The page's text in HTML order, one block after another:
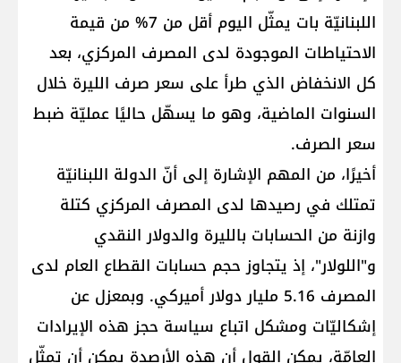
اللبنانيّة بات يمثّل اليوم أقل من 7% من قيمة
الاحتياطات الموجودة لدى المصرف المركزي، بعد
كل الانخفاض الذي طرأ على سعر صرف الليرة خلال
السنوات الماضية، وهو ما يسهّل حاليًا عمليّة ضبط
سعر الصرف.
أخيرًا، من المهم الإشارة إلى أنّ الدولة اللبنانيّة
تمتلك في رصيدها لدى المصرف المركزي كتلة
وازنة من الحسابات بالليرة والدولار النقدي
و"اللولار"، إذ يتجاوز حجم حسابات القطاع العام لدى
المصرف 5.16 مليار دولار أميركي. وبمعزل عن
إشكاليّات ومشكل اتباع سياسة حجز هذه الإيرادات
العامّة، يمكن القول أن هذه الأرصدة يمكن أن تمثّل